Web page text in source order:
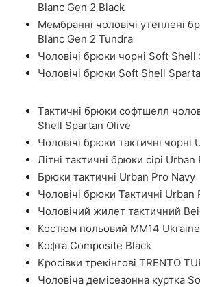
Blanc Gen 2 Black
Мембранні чоловічі утеплені
Blanc Gen 2 Tundra
Чоловічі брюки чорні Soft
Чоловічі брюки Soft Shell
Тактичні брюки софтшелл
Shell Spartan Olive
Чоловічі брюки тактичні чорні
Літні тактичні брюки сірі
Брюки тактичні Urban Pro Navy
Чоловічі брюки Тактичні Urban
Чоловічий жилет тактичний
Костюм польовий ММ14
Кофта Composite Black
Кросівки трекінгові TRENTO
Чоловіча демісезонна куртка